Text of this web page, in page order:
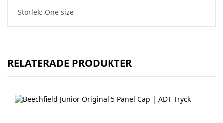
Storlek: One size
RELATERADE PRODUKTER